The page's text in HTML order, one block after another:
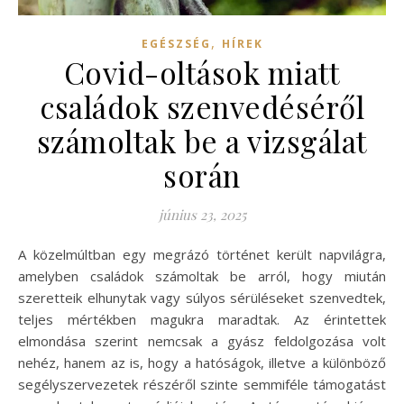
EGÉSZSÉG , HÍREK
Covid-oltások miatt
családok szenvedéséről
számoltak be a vizsgálat
során
június 23, 2025
A közelmúltban egy megrázó történet került napvilágra,
amelyben családok számoltak be arról, hogy miután
szeretteik elhunytak vagy súlyos sérüléseket szenvedtek,
teljes mértékben magukra maradtak. Az érintettek
elmondása szerint nemcsak a gyász feldolgozása volt
nehéz, hanem az is, hogy a hatóságok, illetve a különböző
segélyszervezetek részéről szinte semmiféle támogatást